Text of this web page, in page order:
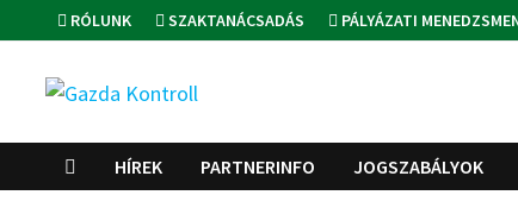
to
content
RÓLUNK SZAKTANÁCSADÁS PÁLYÁZATI
HÍREK PARTNERINFO JOGSZABÁLYOK